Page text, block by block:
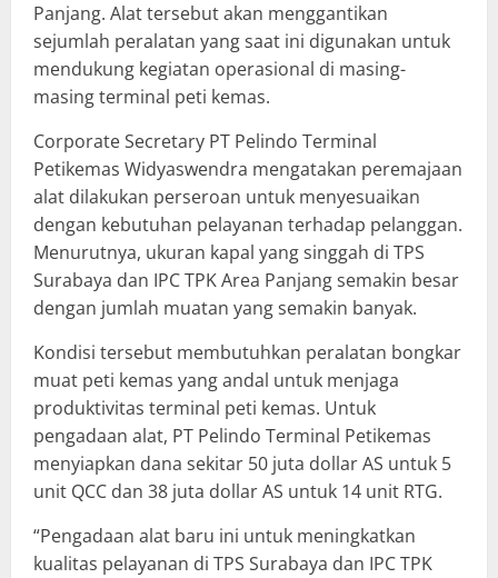
Panjang. Alat tersebut akan menggantikan
sejumlah peralatan yang saat ini digunakan untuk
mendukung kegiatan operasional di masing-
masing terminal peti kemas.
Corporate Secretary PT Pelindo Terminal
Petikemas Widyaswendra mengatakan peremajaan
alat dilakukan perseroan untuk menyesuaikan
dengan kebutuhan pelayanan terhadap pelanggan.
Menurutnya, ukuran kapal yang singgah di TPS
Surabaya dan IPC TPK Area Panjang semakin besar
dengan jumlah muatan yang semakin banyak.
Kondisi tersebut membutuhkan peralatan bongkar
muat peti kemas yang andal untuk menjaga
produktivitas terminal peti kemas. Untuk
pengadaan alat, PT Pelindo Terminal Petikemas
menyiapkan dana sekitar 50 juta dollar AS untuk 5
unit QCC dan 38 juta dollar AS untuk 14 unit RTG.
“Pengadaan alat baru ini untuk meningkatkan
kualitas pelayanan di TPS Surabaya dan IPC TPK